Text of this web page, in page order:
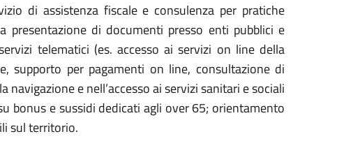
di assistenza fiscale e consulenza per pratiche
presentazione di documenti presso enti pubblici e
telematici (es. accesso ai servizi on line della
supporto per pagamenti on line, consultazione di
e nell’accesso ai servizi sanitari e sociali
bonus e sussidi dedicati agli over 65; orientamento
sul territorio.